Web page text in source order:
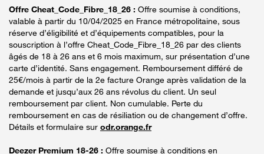
Offre Cheat_Code_Fibre_18_26 : Offre soumise à conditions,
valable à partir du 10/04/2025 en France métropolitaine, sous
réserve d’éligibilité et d’équipements compatibles, pour la
souscription à l’offre Cheat_Code_Fibre_18_26 par des clients
âgés de 18 à 26 ans et 6 mois maximum, sur présentation d’une
carte d’identité. Sans engagement. Remboursement différé de
25€/mois à partir de la 2e facture Orange après validation de la
demande et jusqu’aux 26 ans révolus du client. Un seul
remboursement par client. Non cumulable. Perte du
remboursement en cas de résiliation ou de changement d’offre.
Détails et formulaire sur odr.orange.fr
Deezer Premium 18-26 : Offre soumise à conditions en